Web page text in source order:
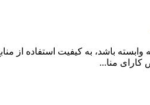
وابسته باشد، به کیفیت استفاده
کارای منا...